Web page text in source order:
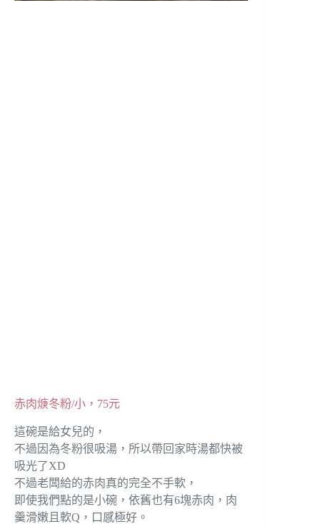
赤肉焿冬粉/小，75元
這碗是給女兒的，
不過因為冬粉很吸湯，所以帶回家時湯都快被
吸光了XD
不過老闆給的赤肉真的完全不手軟，
即使我們點的是小碗，依舊也有6塊赤肉，肉
羹滑嫩且軟Q，口感極好。